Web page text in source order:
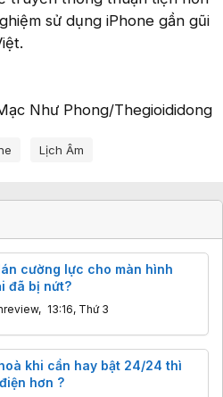
sử dụng iPhone gần gũi
Như Phong/Thegioididong​
Lịch Âm
cường lực cho màn hình
đã bị nứt?
, 13:16, Thứ 3
khi cần hay bật 24/24 thì
hơn ?